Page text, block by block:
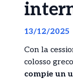
13/12/2025
Con la
colosso
compie un